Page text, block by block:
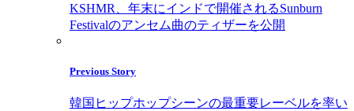
KSHMR、年末にインドで開催されるSunburn
Festivalのアンセム曲のティザーを公開
Previous Story
韓国ヒップホップシーンの最重要レーベルを率い